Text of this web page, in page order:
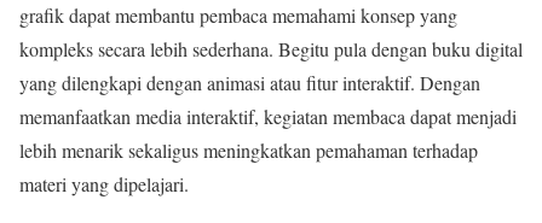
grafik dapat membantu pembaca memahami konsep yang
kompleks secara lebih sederhana. Begitu pula dengan buku digital
yang dilengkapi dengan animasi atau fitur interaktif. Dengan
memanfaatkan media interaktif, kegiatan membaca dapat menjadi
lebih menarik sekaligus meningkatkan pemahaman terhadap
materi yang dipelajari.